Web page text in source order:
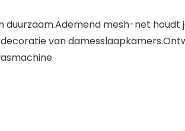
mesh-net houdt
van